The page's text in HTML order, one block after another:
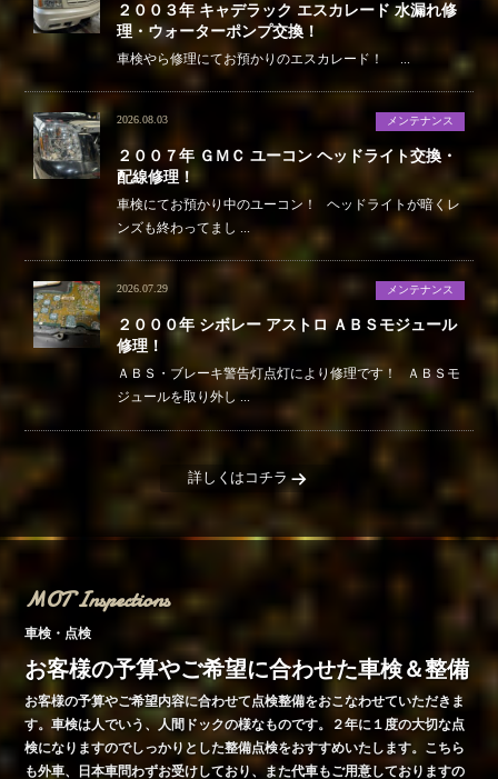
２００３年 キャデラック エスカレード 水漏れ修
理・ウォーターポンプ交換！
車検やら修理にてお預かりのエスカレード！ ...
メンテナンス
2026.08.03
２００７年 ＧＭＣ ユーコン ヘッドライト交換・
配線修理！
車検にてお預かり中のユーコン！ ヘッドライトが暗くレ
ンズも終わってまし ...
メンテナンス
2026.07.29
２０００年 シボレー アストロ ＡＢＳモジュール
修理！
ＡＢＳ・ブレーキ警告灯点灯により修理です！ ＡＢＳモ
ジュールを取り外し ...
詳しくはコチラ
MOT Inspections
車検・点検
お客様の予算やご希望に合わせた車検＆整備
お客様の予算やご希望内容に合わせて点検整備をおこなわせていただきま
す。車検は人でいう、人間ドックの様なものです。２年に１度の大切な点
検になりますのでしっかりとした整備点検をおすすめいたします。こちら
も外車、日本車問わずお受けしており、また代車もご用意しておりますの